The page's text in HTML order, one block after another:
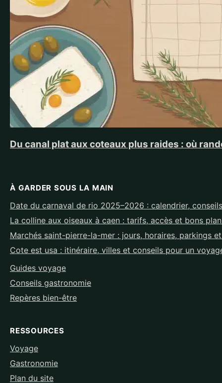
Du canal plat aux coteaux plus raides : où
À GARDER SOUS LA MAIN
Date du carnaval de rio 2025–2026 : calendrier,
La colline aux oiseaux à caen : tarifs, accès et bons
Marchés saint-pierre-la-mer : jours, horaires, parkings
Cote est usa : itinéraire, villes et conseils pour un
Guides voyage
Conseils gastronomie
Repères bien-être
RESSOURCES
Voyage
Gastronomie
Plan du site